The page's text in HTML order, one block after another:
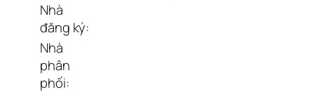
Nhà
đăng ký:
Nhà
phân
phối: